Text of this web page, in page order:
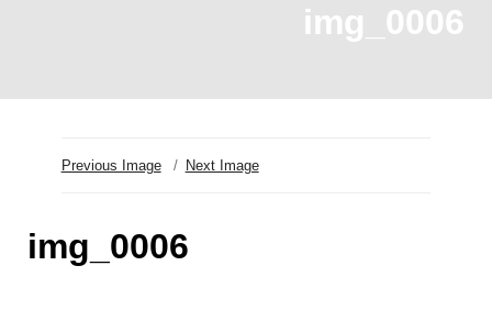
img_0006
Previous Image Next Image
img_0006